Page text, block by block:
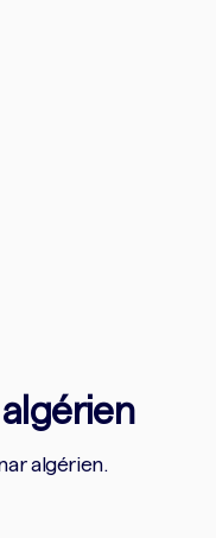
algérien.